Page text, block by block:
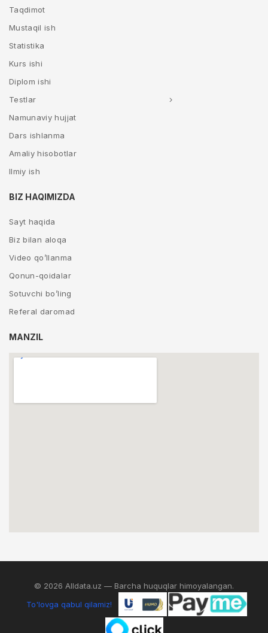
Taqdimot
Mustaqil ish
Statistika
Kurs ishi
Diplom ishi
Testlar
Namunaviy hujjat
Dars ishlanma
Amaliy hisobotlar
Ilmiy ish
BIZ HAQIMIZDA
Sayt haqida
Biz bilan aloqa
Video qo’llanma
Qonun-qoidalar
Sotuvchi bo’ling
Referal daromad
MANZIL
© 2026 Alldata.uz — Barcha huquqlar himoyalangan.
To'lovga qabul qilamiz!